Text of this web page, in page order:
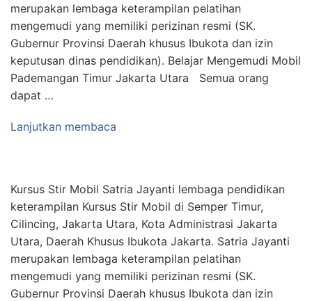
merupakan lembaga keterampilan pelatihan
mengemudi yang memiliki perizinan resmi (SK.
Gubernur Provinsi Daerah khusus Ibukota dan izin
keputusan dinas pendidikan). Belajar Mengemudi Mobil
Pademangan Timur Jakarta Utara Semua orang
dapat …
Lanjutkan membaca
Kursus Stir Mobil Satria Jayanti lembaga pendidikan
keterampilan Kursus Stir Mobil di Semper Timur,
Cilincing, Jakarta Utara, Kota Administrasi Jakarta
Utara, Daerah Khusus Ibukota Jakarta. Satria Jayanti
merupakan lembaga keterampilan pelatihan
mengemudi yang memiliki perizinan resmi (SK.
Gubernur Provinsi Daerah khusus Ibukota dan izin